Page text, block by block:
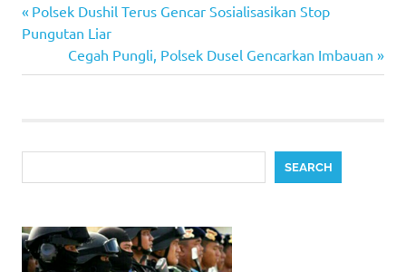
Post
navigation
Previous
Post:
Polsek Dushil Terus Gencar Sosialisasikan Stop
Pungutan Liar
Next
Post:
Cegah Pungli, Polsek Dusel Gencarkan Imbauan
SEARCH